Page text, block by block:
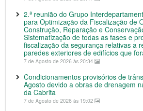
2.ª reunião do Grupo
para Optimização da Fiscalização de
Construção, Reparação e
Sistematização de todas as fases e
fiscalização da segurança relativas a
paredes exteriores de edifícios que
7 de Agosto de 2026 às 20:34
Condicionamentos provisórios de
Agosto devido a obras de drenagem
da Cabrita
7 de Agosto de 2026 às 19:02